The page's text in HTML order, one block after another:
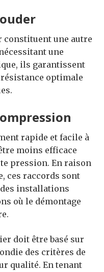
constituent une autre
une
ils garantissent
optimale
rapide et facile à
moins efficace
pression. En raison
ces raccords sont
installations
où le démontage
doit être basé sur
des critères de
qualité. En tenant